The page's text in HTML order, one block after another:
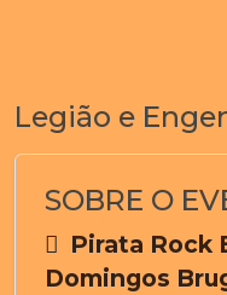
Legião e
SOBRE O
Pirata Rock
Domingos